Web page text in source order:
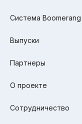
Система Boomerang
Выпуски
Партнеры
О проекте
Сотрудничество